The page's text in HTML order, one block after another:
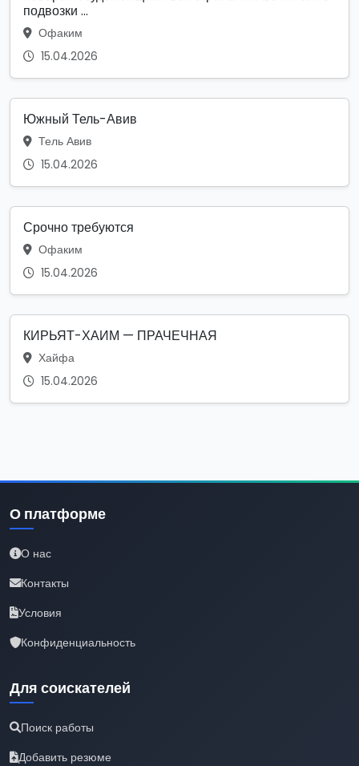
подвозки ...
Офаким
15.04.2026
Южный Тель-Авив
Тель Авив
15.04.2026
Срочно требуются
Офаким
15.04.2026
КИРЬЯТ-ХАИМ — ПРАЧЕЧНАЯ
Хайфа
15.04.2026
О платформе
О нас
Контакты
Условия
Конфиденциальность
Для соискателей
Поиск работы
Добавить резюме